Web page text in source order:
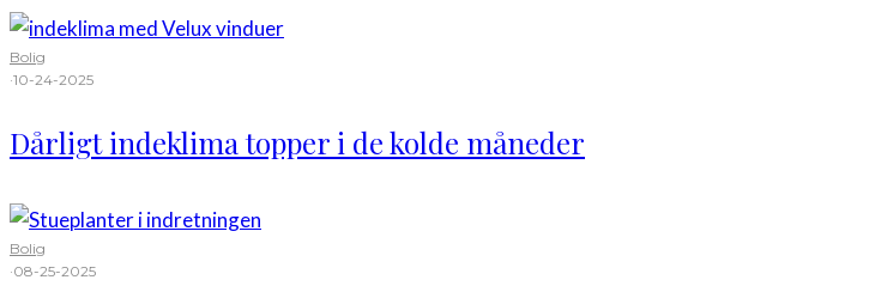
Bolig
·10-24-2025
Dårligt indeklima topper i de kolde måneder
Bolig
·08-25-2025